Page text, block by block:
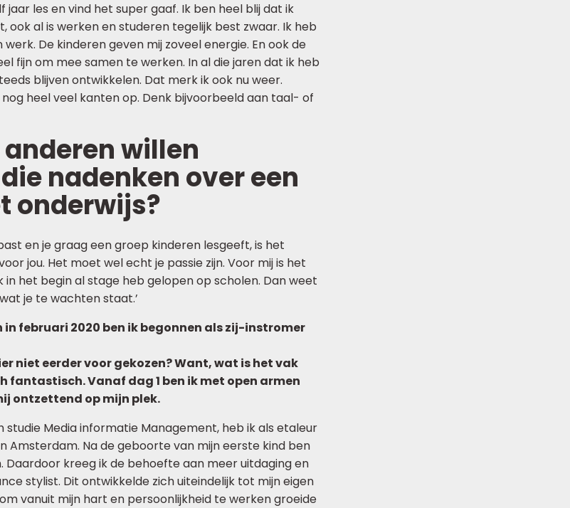
jaar les en vind het super gaaf. Ik ben heel blij dat ik
ook al is werken en studeren tegelijk best zwaar. Ik heb
De kinderen geven mij zoveel energie. En ook de
fijn om mee samen te werken. In al die jaren dat ik heb
blijven ontwikkelen. Dat merk ik ook nu weer.
nog heel veel kanten op. Denk bijvoorbeeld aan taal- of
willen
nadenken over een
onderwijs?
en je graag een groep kinderen lesgeeft, is het
jou. Het moet wel echt je passie zijn. Voor mij is het
in het begin al stage heb gelopen op scholen. Dan weet
je te wachten staat.’
in februari 2020 ben ik begonnen als zij-instromer
niet eerder voor gekozen? Want, wat is het vak
fantastisch. Vanaf dag 1 ben ik met open armen
ontzettend op mijn plek.
studie Media informatie Management, heb ik als etaleur
Amsterdam. Na de geboorte van mijn eerste kind ben
kreeg ik de behoefte aan meer uitdaging en
stylist. Dit ontwikkelde zich uiteindelijk tot mijn eigen
vanuit mijn hart en persoonlijkheid te werken groeide